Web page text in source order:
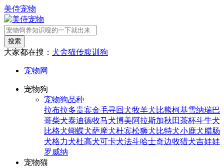
美侍宠物
搜索
大家都在搜： 犬舍猫传腹训狗
宠物网
宠物狗
宠物狗品种
拉布拉多贵宾金毛寻回犬牧羊犬比熊柯基雪纳瑞巴
哥柴犬泰迪德牧马犬博美阿拉斯加秋田茶杯斗牛犬
比格犬蝴蝶犬萨摩犬杜宾松狮犬比特犬小鹿犬腊肠
犬格力犬杜高犬可卡犬法斗哈士奇边牧猎犬吉娃娃
罗威纳
宠物猫